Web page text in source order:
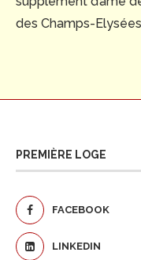
des Champs-Elysées
PREMIÈRE LOGE
FACEBOOK
LINKEDIN